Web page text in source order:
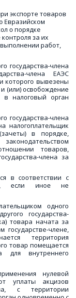
экспорте товаров
Евразийском
о порядке
за их
работ,
государства-члена
члена ЕАЭС
которого вывезены
(или) освобождение
в налоговый орган
государства-члена
налогоплательщик
в порядке,
товаров,
члена за
в соответствии с
если иное не
одного
государства-
товара начата за
члене,
территория
товар помещается
для внутреннего
нулевой
уплаты акцизов
с территории